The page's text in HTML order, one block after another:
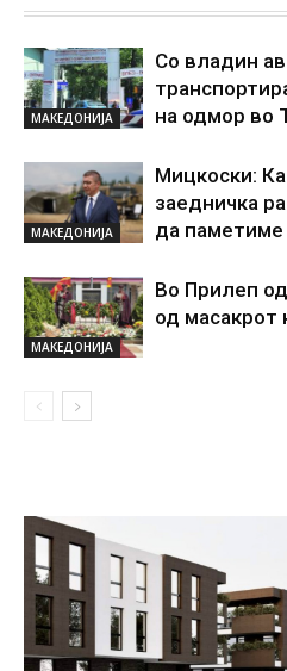
МАКЕДОНИЈА
Со владин
на одмор во
МАКЕДОНИЈА
Мицкоски:
заедничка
да паметиме
МАКЕДОНИЈА
Во Прилеп
од масакрот